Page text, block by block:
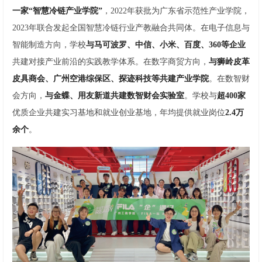
一家“智慧冷链产业学院” ，2022年获批为广东省示范性产业学院，
2023年联合发起全国智慧冷链行业产教融合共同体。在电子信息与
智能制造方向，学校与马可波罗、中信、小米、百度、360等企业
共建对接产业前沿的实践教学体系。在数字商贸方向， 与狮岭皮革
皮具商会、广州空港综保区、探迹科技等共建产业学院。在数智财
会方向， 与金蝶、用友新道共建数智财会实验室。学校与超400家
优质企业共建实习基地和就业创业基地，年均提供就业岗位2.4万
余个。